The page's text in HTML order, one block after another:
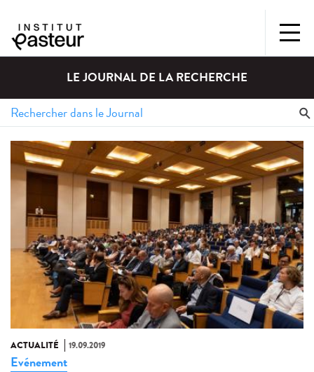
LE JOURNAL DE LA RECHERCHE
ACTUALITÉ 19.09.2019
Evénement